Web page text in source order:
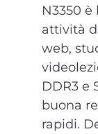
N3350
attività
web,
DDR3 e
buona
rapidi.